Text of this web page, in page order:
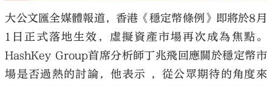
大公文匯全媒體報道，香港《穩定幣條例》即將於8月
1日正式落地生效，虛擬資產市場再次成為焦點。
HashKey Group首席分析師丁兆飛回應關於穩定幣市
場是否過熱的討論，他表示 ，從公眾期待的角度來